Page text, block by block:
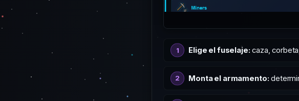
Elige el fuselaje: caza,
Monta el armamento: